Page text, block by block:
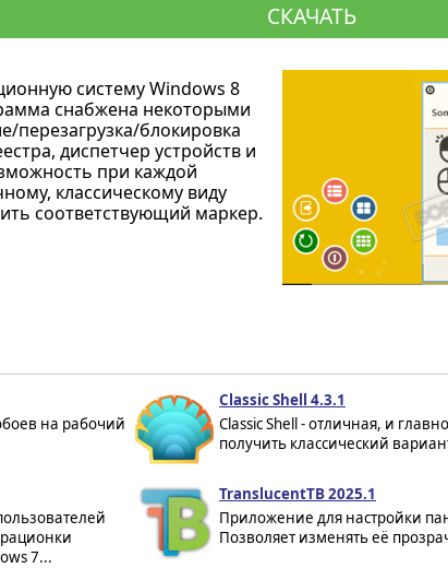
СКАЧАТЬ
систему Windows 8
снабжена некоторыми
блокировка
диспетчер устройств и
при каждой
классическому виду
соответствующий маркер.
на рабочий
Classic Shell 4.3.1
Classic Shell - отличная, и
получить классический
7...
TranslucentTB 2025.1
Приложение для настройки
Позволяет изменять её